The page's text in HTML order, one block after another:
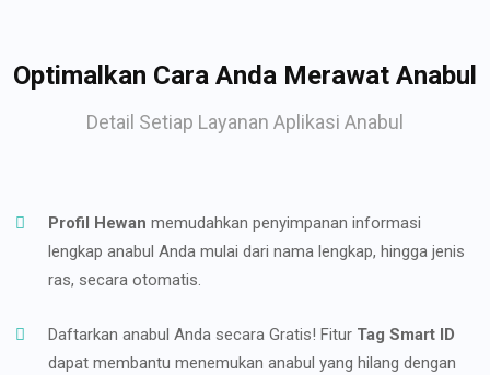
Optimalkan Cara Anda Merawat Anabul
Detail Setiap Layanan Aplikasi Anabul
Profil Hewan memudahkan penyimpanan informasi
lengkap anabul Anda mulai dari nama lengkap, hingga jenis
ras, secara otomatis.
Daftarkan anabul Anda secara Gratis! Fitur Tag Smart ID
dapat membantu menemukan anabul yang hilang dengan